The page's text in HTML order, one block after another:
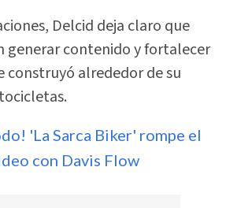
Delcid deja claro que
generar contenido y fortalecer
construyó alrededor de su
'La Sarca Biker' rompe el
con Davis Flow